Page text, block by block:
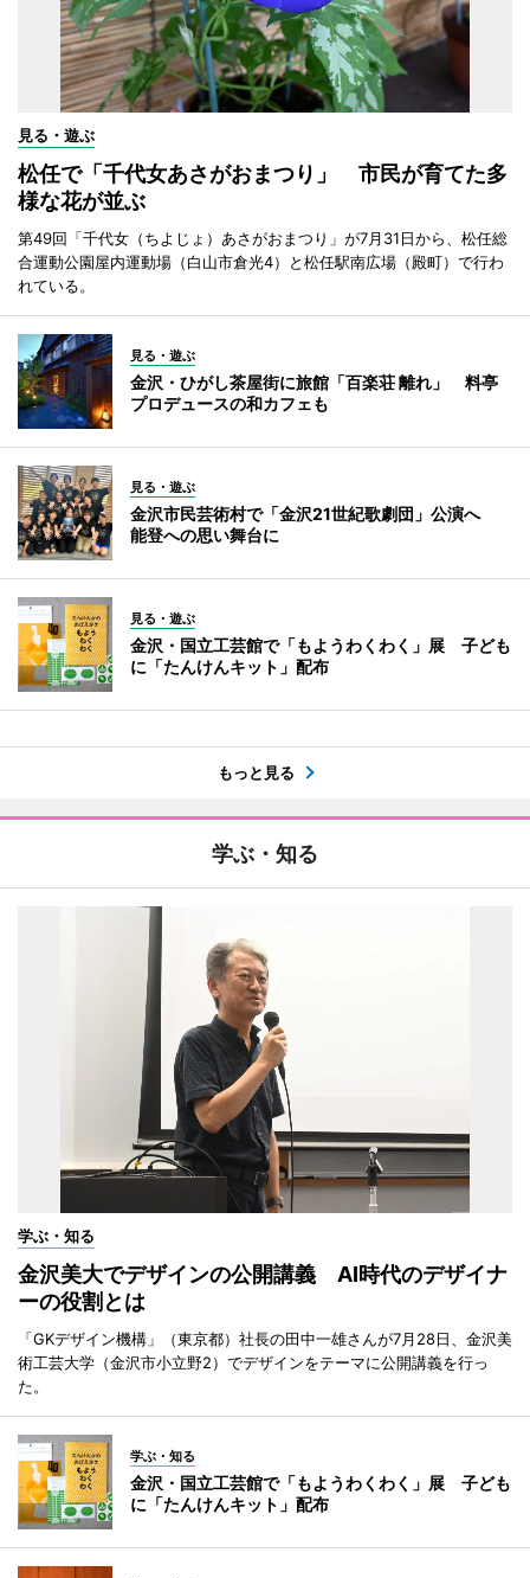
見る・遊ぶ
松任で「千代女あさがおまつり」 市民が育てた多
様な花が並ぶ
第49回「千代女（ちよじょ）あさがおまつり」が7月31日から、松任総
合運動公園屋内運動場（白山市倉光4）と松任駅南広場（殿町）で行わ
れている。
見る・遊ぶ
金沢・ひがし茶屋街に旅館「百楽荘 離れ」 料亭
プロデュースの和カフェも
見る・遊ぶ
金沢市民芸術村で「金沢21世紀歌劇団」公演へ
能登への思い舞台に
見る・遊ぶ
金沢・国立工芸館で「もようわくわく」展 子ども
に「たんけんキット」配布
もっと見る
学ぶ・知る
学ぶ・知る
金沢美大でデザインの公開講義 AI時代のデザイナ
ーの役割とは
「GKデザイン機構」（東京都）社長の田中一雄さんが7月28日、金沢美
術工芸大学（金沢市小立野2）でデザインをテーマに公開講義を行っ
た。
学ぶ・知る
金沢・国立工芸館で「もようわくわく」展 子ども
に「たんけんキット」配布